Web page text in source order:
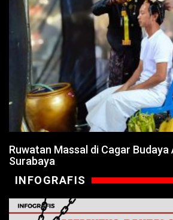
Ruwatan Massal di Cagar
Surabaya
INFOGRAFIS